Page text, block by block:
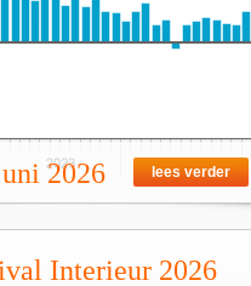
2026 lees verder
Interieur 2026